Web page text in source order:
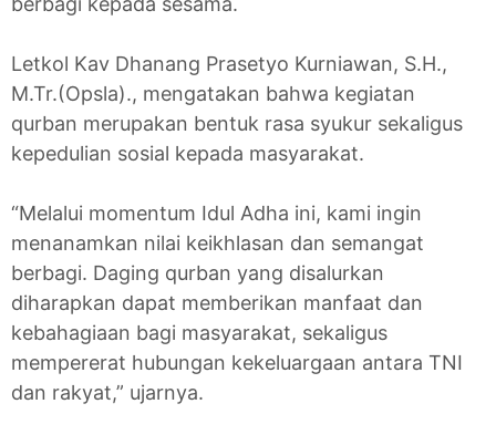
Letkol Kav Dhanang Prasetyo Kurniawan, S.H.,
M.Tr.(Opsla)., mengatakan bahwa kegiatan
qurban merupakan bentuk rasa syukur sekaligus
kepedulian sosial kepada masyarakat.
“Melalui momentum Idul Adha ini, kami ingin
menanamkan nilai keikhlasan dan semangat
berbagi. Daging qurban yang disalurkan
diharapkan dapat memberikan manfaat dan
kebahagiaan bagi masyarakat, sekaligus
mempererat hubungan kekeluargaan antara TNI
dan rakyat,” ujarnya.